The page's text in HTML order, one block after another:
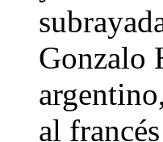
Gonzalo
al